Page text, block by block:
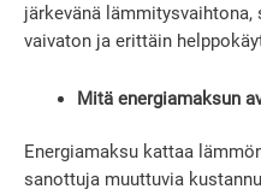
järkevänä
vaivaton ja erittäin
Mitä energiamaksun
Energiamaksu kattaa
sanottuja muuttuvia